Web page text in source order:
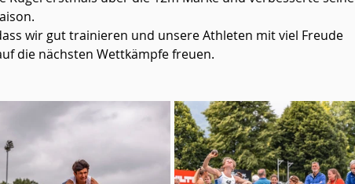
wir gut trainieren und unsere Athleten mit viel Freude
die nächsten Wettkämpfe freuen.